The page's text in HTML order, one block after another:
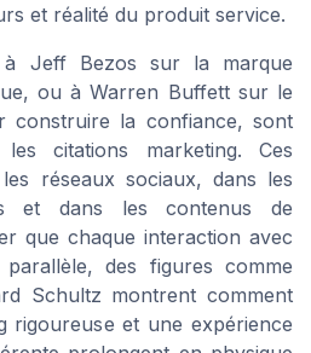
et réalité du produit service.
à Jeff Bezos sur la marque
ou à Warren Buffett sur le
construire la confiance, sont
citations marketing. Ces
réseaux sociaux, dans les
et dans les contenus de
que chaque interaction avec
des figures comme
Schultz montrent comment
rigoureuse et une expérience